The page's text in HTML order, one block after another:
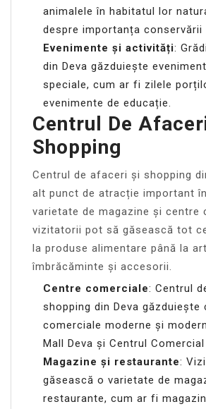
animalele în habitatul lor
despre importanța conservării
Evenimente și activități:
din Deva găzduiește
speciale, cum ar fi zilele
evenimente de educație.
Centrul De
Shopping
Centrul de afaceri și shopping
alt punct de atracție important
varietate de magazine și centre
vizitatorii pot să găsească tot
la produse alimentare până la
îmbrăcăminte și accesorii.
Centre comerciale: Centrul
shopping din Deva găzduiește
comerciale moderne și
Mall Deva și Centrul Comercial
Magazine și restaurante:
găsească o varietate de
restaurante, cum ar fi